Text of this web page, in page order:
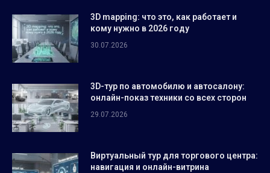
3D mapping: что это, как работает и
кому нужно в 2026 году
30.07.2026
3D-тур по автомобилю и автосалону:
онлайн-показ техники со всех сторон
29.07.2026
Виртуальный тур для торгового центра:
навигация и онлайн-витрина